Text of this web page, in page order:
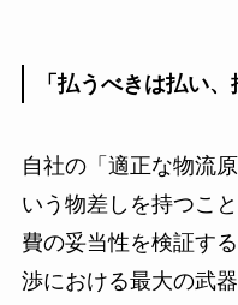
「払うべきは払い
自社の「適正な物流
いう物差しを持つこ
費の妥当性を検証す
渉における最大の武器